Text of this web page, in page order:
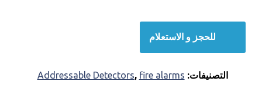
للحجز و الاستعلام
التصنيفات: Addressable Detectors, fire alarms